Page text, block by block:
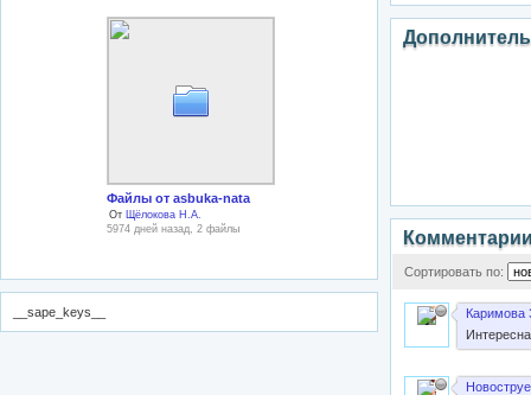
Файлы от asbuka-nata
От Щёлокова Н.А.
5974 дней назад, 2 файлы
__sape_keys__
Сортировать по:
Каримова